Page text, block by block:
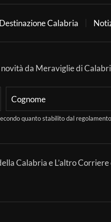
Destinazione Calabria
da Meraviglie di
quanto stabilito dal
Calabria e L’altro